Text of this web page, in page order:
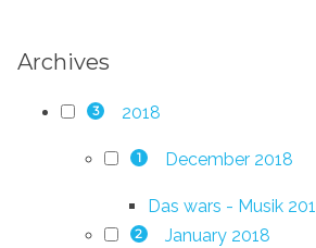
Archives
3 2018
1 December 2018
Das wars - Musik
2 January 2018